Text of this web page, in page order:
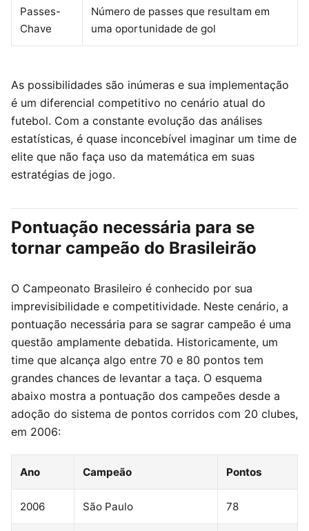
Passes-
Chave
Número de passes que resultam em
uma oportunidade de gol
As possibilidades são inúmeras e sua implementação
é um diferencial competitivo no cenário atual do
futebol. Com a constante evolução das análises
estatísticas, é quase inconcebível imaginar um time de
elite que não faça uso da matemática em suas
estratégias de jogo.
Pontuação necessária para se
tornar campeão do Brasileirão
O Campeonato Brasileiro é conhecido por sua
imprevisibilidade e competitividade. Neste cenário, a
pontuação necessária para se sagrar campeão é uma
questão amplamente debatida. Historicamente, um
time que alcança algo entre 70 e 80 pontos tem
grandes chances de levantar a taça. O esquema
abaixo mostra a pontuação dos campeões desde a
adoção do sistema de pontos corridos com 20 clubes,
em 2006:
Ano Campeão Pontos
2006 São Paulo 78